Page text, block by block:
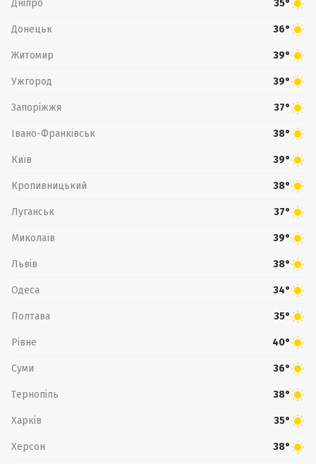
Дніпро 35°
Донецьк 36°
Житомир 39°
Ужгород 39°
Запоріжжя 37°
Івано-Франківськ 38°
Київ 39°
Кропивницький 38°
Луганськ 37°
Миколаїв 39°
Львів 38°
Одеса 34°
Полтава 35°
Рівне 40°
Суми 36°
Тернопіль 38°
Харків 35°
Херсон 38°